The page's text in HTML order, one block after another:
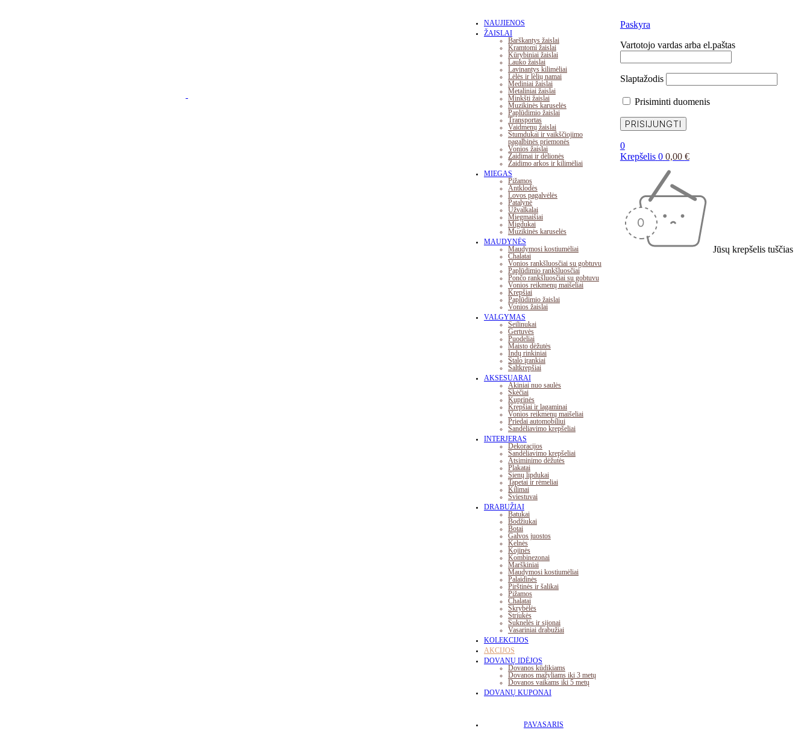
NAUJIENOS
ŽAISLAI
Barškantys žaislai
Kramtomi žaislai
Kūrybiniai žaislai
Lauko žaislai
Lavinantys kilimėliai
Lėlės ir lėlių namai
Mediniai žaislai
Metaliniai žaislai
Minkšti žaislai
Muzikinės karuselės
Paplūdimio žaislai
Transportas
Vaidmenų žaislai
Stumdukai ir vaikščiojimo
pagalbinės priemonės
Vonios žaislai
Žaidimai ir dėlionės
Žaidimo arkos ir kilimėliai
MIEGAS
Pižamos
Antklodės
Lovos pagalvėlės
Patalynė
Užvalkalai
Miegmaišiai
Migdukai
Muzikinės karuselės
MAUDYNĖS
Maudymosi kostiumėliai
Chalatai
Vonios rankšluosčiai su gobtuvu
Paplūdimio rankšluosčiai
Pončo rankšluosčiai su gobtuvu
Vonios reikmenų maišeliai
Krepšiai
Paplūdimio žaislai
Vonios žaislai
VALGYMAS
Seilinukai
Gertuvės
Puodeliai
Maisto dėžutės
Indų rinkiniai
Stalo įrankiai
Šaltkrepšiai
AKSESUARAI
Akiniai nuo saulės
Skėčiai
Kuprinės
Krepšiai ir lagaminai
Vonios reikmenų maišeliai
Priedai automobiliui
Sandėliavimo krepšeliai
INTERJERAS
Dekoracijos
Sandėliavimo krepšeliai
Atsiminimo dėžutės
Plakatai
Sienų lipdukai
Tapetai ir rėmeliai
Kilimai
Šviestuvai
DRABUŽIAI
Batukai
Bodžiukai
Botai
Galvos juostos
Kelnės
Kojinės
Kombinezonai
Marškiniai
Maudymosi kostiumėliai
Palaidinės
Pirštinės ir šalikai
Pižamos
Chalatai
Skrybėlės
Striukės
Suknelės ir sijonai
Vasariniai drabužiai
KOLEKCIJOS
AKCIJOS
DOVANŲ IDĖJOS
Dovanos kūdikiams
Dovanos mažyliams iki 3 metų
Dovanos vaikams iki 5 metų
DOVANŲ KUPONAI
PAVASARIS
Paskyra
Vartotojo vardas arba el.paštas
Slaptažodis
Prisiminti duomenis
0
Krepšelis 0 0,00 €
Jūsų krepšelis tuščias